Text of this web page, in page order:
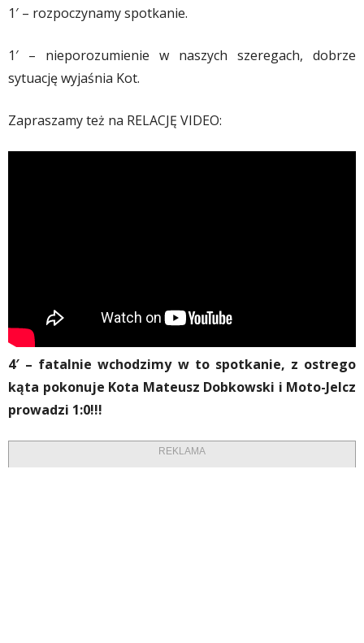
1′ – rozpoczynamy spotkanie.
1′ – nieporozumienie w naszych szeregach, dobrze
sytuację wyjaśnia Kot.
Zapraszamy też na RELACJĘ VIDEO:
4′ – fatalnie wchodzimy w to spotkanie, z ostrego
kąta pokonuje Kota Mateusz Dobkowski i Moto-Jelcz
prowadzi 1:0!!!
REKLAMA